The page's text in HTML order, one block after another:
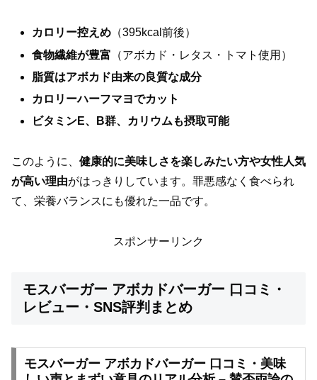
カロリー控えめ （395kcal前後）
食物繊維が豊富 （アボカド・レタス・トマト使用）
脂質はアボカド由来の良質な成分
カロリーハーフマヨでカット
ビタミンE、B群、カリウムも摂取可能
このように、 健康的に美味しさを楽しみたい方や女性人気
が高い理由がはっきりしています。罪悪感なく食べられ
て、栄養バランスにも優れた一品です。
スポンサーリンク
モスバーガー アボカドバーガー 口コミ・
レビュー・SNS評判まとめ
モスバーガー アボカドバーガー 口コミ・美味